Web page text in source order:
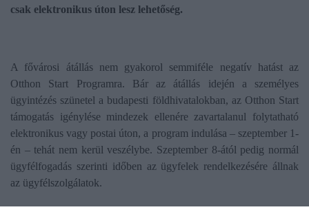
csak elektronikus úton lesz lehetőség.
A fővárosi átállás nem gyakorol semmiféle negatív hatást az
Otthon Start Programra. Bár az átállás idején a személyes
ügyintézés szünetel a budapesti földhivatalokban, az Otthon Start
támogatás igénylése mindezek ellenére zavartalanul folytatható
elektronikus vagy postai úton, a program indulása – szeptember 1-
én – tehát nem kerül veszélybe. Szeptember 8-ától pedig normál
ügyfélfogadás szerinti időben az ügyfelek rendelkezésére állnak
az ügyfélszolgálatok.